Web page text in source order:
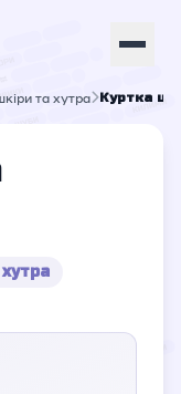
та хутра Куртка